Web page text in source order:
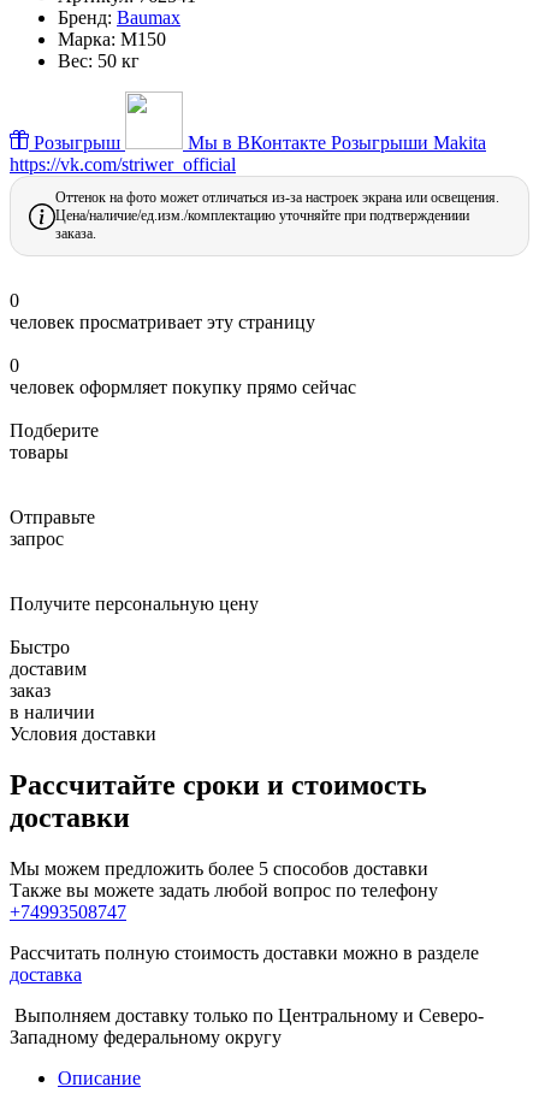
Бренд: Baumax
Марка: М150
Вес: 50 кг
Розыгрыш Мы в ВКонтакте Розыгрыши Makita
https://vk.com/striwer_official
Оттенок на фото может отличаться из-за настроек экрана или освещения.
Цена/наличие/ед.изм./комплектацию уточняйте при подтверждениии
заказа.
0
человек просматривает эту страницу
0
человек оформляет покупку прямо сейчас
Подберите
товары
Отправьте
запрос
Получите персональную цену
Быстро
доставим
заказ
в наличии
Условия доставки
Рассчитайте сроки и стоимость
доставки
Мы можем предложить более 5 способов доставки
Также вы можете задать любой вопрос по телефону
+74993508747
Рассчитать полную стоимость доставки можно в разделе
доставка
Выполняем доставку только по Центральному и Северо-
Западному федеральному округу
Описание